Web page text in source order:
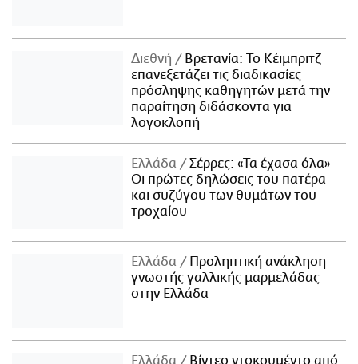
Διεθνή
Βρετανία: Το Κέιμπριτζ
επανεξετάζει τις διαδικασίες
πρόσληψης καθηγητών μετά την
παραίτηση διδάσκοντα για
λογοκλοπή
Ελλάδα
Σέρρες: «Τα έχασα όλα» -
Οι πρώτες δηλώσεις του πατέρα
και συζύγου των θυμάτων του
τροχαίου
Ελλάδα
Προληπτική ανάκληση
γνωστής γαλλικής μαρμελάδας
στην Ελλάδα
Ελλάδα
Βίντεο ντοκουμέντο από